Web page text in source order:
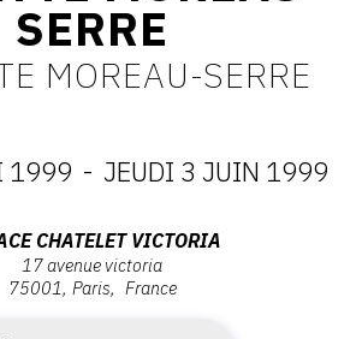
SUIVEZ-NOUS
FACEBOOK
TWITTER
PINTEREST
SERRE
MOREAU-SERRE
:
1999 - JEUDI 3 JUIN 1999
CHATELET VICTORIA
17 avenue victoria
75001 Paris France